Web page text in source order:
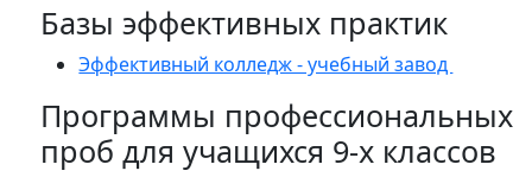
Базы эффективных практик
Эффективный колледж - учебный завод
Программы профессиональных
проб для учащихся 9-х классов